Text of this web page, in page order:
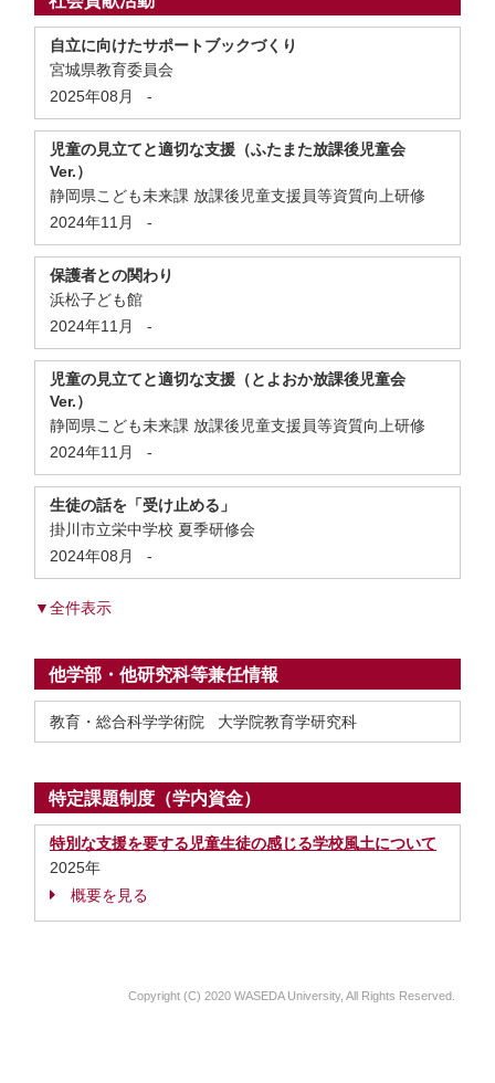
自立に向けたサポートブックづくり
宮城県教育委員会
2025年08月
-
児童の見立てと適切な支援（ふたまた放課後児童会
Ver.）
静岡県こども未来課 放課後児童支援員等資質向上研修
2024年11月
-
保護者との関わり
浜松子ども館
2024年11月
-
児童の見立てと適切な支援（とよおか放課後児童会
Ver.）
静岡県こども未来課 放課後児童支援員等資質向上研修
2024年11月
-
生徒の話を「受け止める」
掛川市立栄中学校 夏季研修会
2024年08月
-
▼全件表示
他学部・他研究科等兼任情報
教育・総合科学学術院 大学院教育学研究科
特定課題制度（学内資金）
特別な支援を要する児童生徒の感じる学校風土について
2025年
概要を見る
Copyright (C) 2020 WASEDA University, All Rights Reserved.